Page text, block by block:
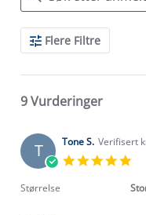
Search
ReviewsFlere Filtre
9 Vurderinger
T Tone S. Verifisert
Størrelse